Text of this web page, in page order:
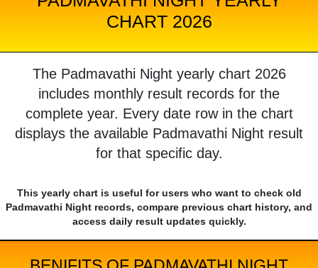
CHART 2026
The Padmavathi Night yearly chart 2026
includes monthly result records for the
complete year. Every date row in the chart
displays the available Padmavathi Night result
for that specific day.
This yearly chart is useful for users who want to check old
Padmavathi Night records, compare previous chart history, and
access daily result updates quickly.